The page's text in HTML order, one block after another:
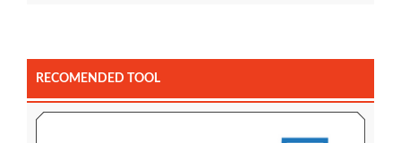
RECOMENDED TOOL